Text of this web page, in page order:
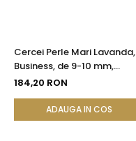
Cercei Perle Mari Lavanda,
Business, de 9-10 mm,
Tortiță Închisă, Argint 925 -
184,20 RON
ADAUGA IN COS